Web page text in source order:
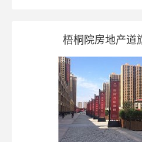
梧桐院房地产道